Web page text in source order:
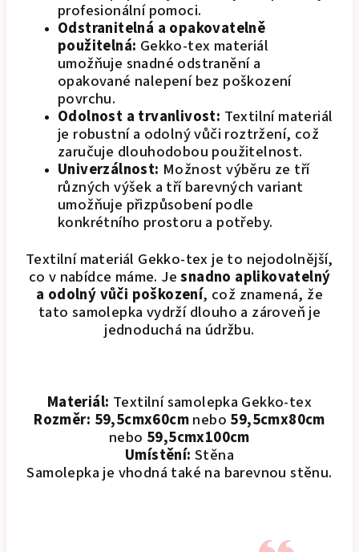
profesionální pomoci.
Odstranitelná a opakovatelně
použitelná: Gekko-tex materiál
umožňuje snadné odstranění a
opakované nalepení bez poškození
povrchu.
Odolnost a trvanlivost: Textilní materiál
je robustní a odolný vůči roztržení, což
zaručuje dlouhodobou použitelnost.
Univerzálnost: Možnost výběru ze tří
různých výšek a tří barevných variant
umožňuje přizpůsobení podle
konkrétního prostoru a potřeby.
Textilní materiál Gekko-tex je to nejodolnější,
co v nabídce máme. Jesnadno aplikovatelný
a odolný vůči poškození, což znamená, že
tato samolepka vydrží dlouho a zároveň je
jednoduchá na údržbu.
Materiál: Textilní samolepka Gekko-tex
Rozměr: 59,5cmx60cmnebo 59,5cmx80cm
nebo 59,5cmx100cm
Umístění: Stěna
Samolepka je vhodná také na barevnou stěnu.